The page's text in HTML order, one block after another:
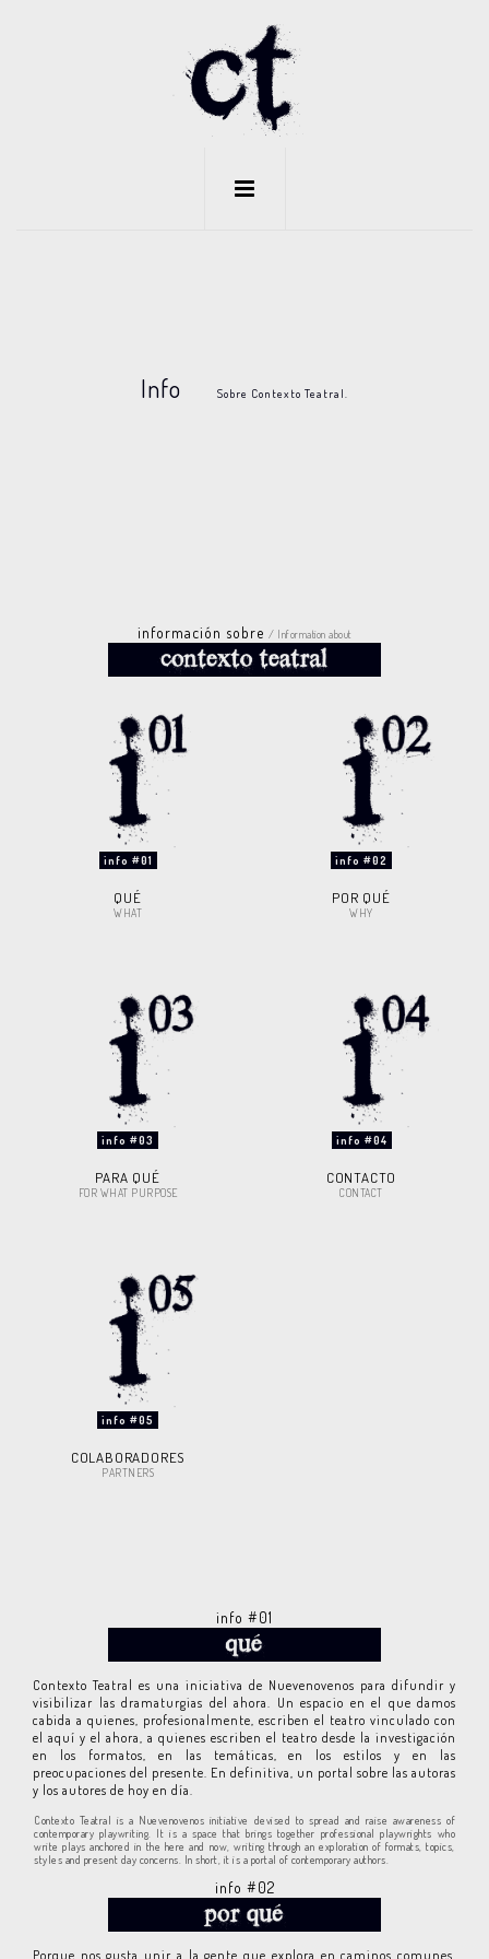
Info Sobre Contexto Teatral.
información sobre/ Information about
info #01
QUÉ
WHAT
info #02
POR QUÉ
WHY
info #03
PARA QUÉ
FOR WHAT PURPOSE
info #04
CONTACTO
CONTACT
info #05
COLABORADORES
PARTNERS
info #01
Contexto Teatral es una iniciativa de Nuevenovenos para difundir y
visibilizar las dramaturgias del ahora. Un espacio en el que damos
cabida a quienes, profesionalmente, escriben el teatro vinculado con
el aquí y el ahora, a quienes escriben el teatro desde la investigación
en los formatos, en las temáticas, en los estilos y en las
preocupaciones del presente. En definitiva, un portal sobre las autoras
y los autores de hoy en día.
Contexto Teatral is a Nuevenovenos initiative devised to spread and raise awareness of
contemporary playwriting. It is a space that brings together professional playwrights who
write plays anchored in the here and now, writing through an exploration of formats, topics,
styles and present day concerns. In short, it is a portal of contemporary authors.
info #02
Porque nos gusta unir a la gente que explora en caminos comunes.